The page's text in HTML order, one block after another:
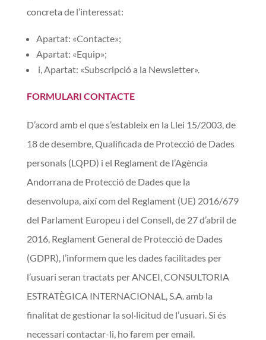
concreta de l’interessat:
Apartat: «Contacte»;
Apartat: «Equip»;
i, Apartat: «Subscripció a la Newsletter».
FORMULARI CONTACTE
D’acord amb el que s’estableix en la Llei 15/2003, de
18 de desembre, Qualificada de Protecció de Dades
personals (LQPD) i el Reglament de l’Agència
Andorrana de Protecció de Dades que la
desenvolupa, així com del Reglament (UE) 2016/679
del Parlament Europeu i del Consell, de 27 d’abril de
2016, Reglament General de Protecció de Dades
(GDPR), l’informem que les dades facilitades per
l’usuari seran tractats per ANCEI, CONSULTORIA
ESTRATÈGICA INTERNACIONAL, S.A. amb la
finalitat de gestionar la sol·licitud de l’usuari. Si és
necessari contactar-li, ho farem per email.